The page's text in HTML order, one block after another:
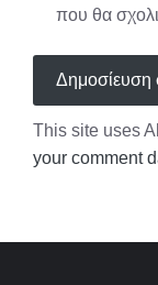
που θα
This site uses
your comment